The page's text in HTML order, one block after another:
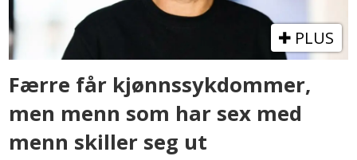
PLUS
Færre får kjønnssykdommer,
men menn som har sex med
menn skiller seg ut